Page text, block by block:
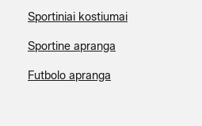
Sportiniai kostiumai
Sportine apranga
Futbolo apranga